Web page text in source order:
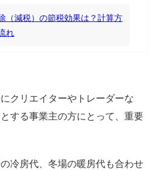
（減税）の節税効果は？計算方
れ
クリエイターやトレーダーな
する事業主の方にとって、重要
冷房代、冬場の暖房代も合わせ